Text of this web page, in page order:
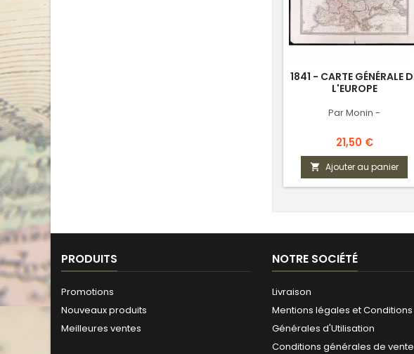
1841 - CARTE GÉNÉRALE
L'EUROPE
Par Monin -
Prix
21,50 €
 Ajouter au panier
PRODUITS
Promotions
Nouveaux produits
Meilleures ventes
NOTRE SOCIÉTÉ
Livraison
Mentions légales et Conditions
Générales d'Utilisation
Conditions générales de